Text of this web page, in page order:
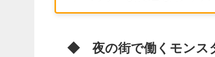
◆ 夜の街で働くモンス